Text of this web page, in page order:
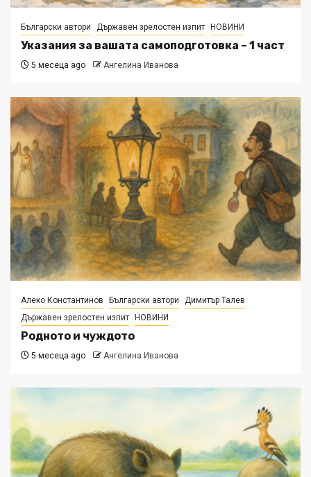
Български автори Държавен зрелостен изпит НОВИНИ
Указания за вашата самоподготовка – 1 част
5 месеца ago Ангелина Иванова
Алеко Константинов Български автори
Димитър Талев
Държавен зрелостен изпит
НОВИНИ
Родното и чуждото
5 месеца ago Ангелина Иванова